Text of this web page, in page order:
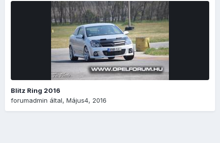
Blitz Ring 2016
forumadmin által, Május4, 2016